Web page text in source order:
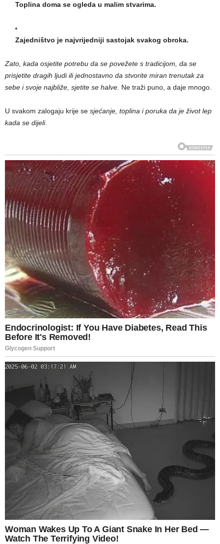
Toplina doma se ogleda u malim stvarima.
Zajedništvo je najvrijedniji sastojak svakog obroka.
Zato, kada osjetite potrebu da se povežete s tradicijom, da se
prisjetite dragih ljudi ili jednostavno da stvorite miran trenutak za
sebe i svoje najbliže, sjetite se halve. Ne traži puno, a daje mnogo.
U svakom zalogaju krije se sjećanje, toplina i poruka da je život lep
kada se dijeli.